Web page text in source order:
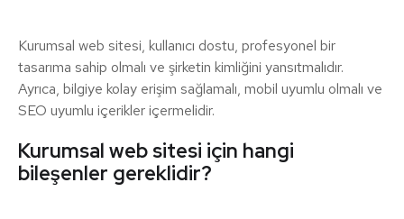
Kurumsal web sitesi, kullanıcı dostu, profesyonel bir
tasarıma sahip olmalı ve şirketin kimliğini yansıtmalıdır.
Ayrıca, bilgiye kolay erişim sağlamalı, mobil uyumlu olmalı ve
SEO uyumlu içerikler içermelidir.
Kurumsal web sitesi için hangi
bileşenler gereklidir?